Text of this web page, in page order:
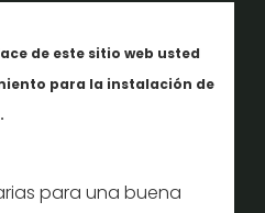
de este sitio web usted
para la instalación de
para una buena